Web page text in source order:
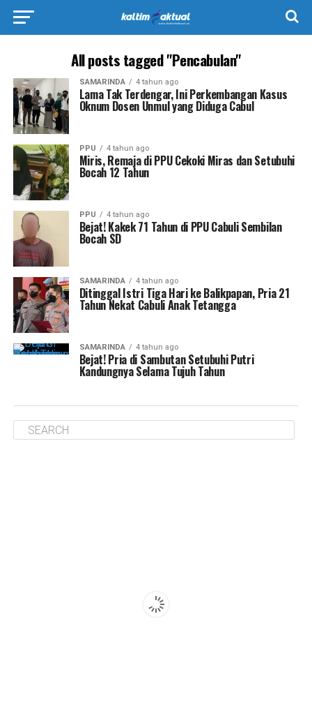
All posts tagged "Pencabulan"
SAMARINDA 4 tahun ago
Lama Tak Terdengar, Ini Perkembangan Kasus
Oknum Dosen Unmul yang Diduga Cabul
PPU 4 tahun ago
Miris, Remaja di PPU Cekoki Miras dan Setubuhi
Bocah 12 Tahun
PPU 4 tahun ago
Bejat! Kakek 71 Tahun di PPU Cabuli Sembilan
Bocah SD
SAMARINDA 4 tahun ago
Ditinggal Istri Tiga Hari ke Balikpapan, Pria 21
Tahun Nekat Cabuli Anak Tetangga
SAMARINDA 4 tahun ago
Bejat! Pria di Sambutan Setubuhi Putri
Kandungnya Selama Tujuh Tahun